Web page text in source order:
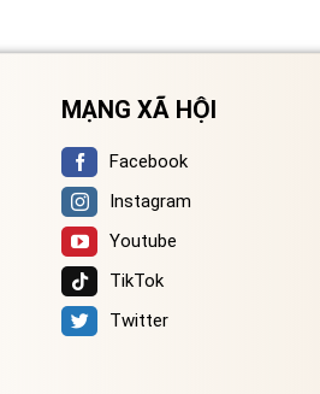
MẠNG XÃ HỘI
Facebook
Instagram
Youtube
TikTok
Twitter